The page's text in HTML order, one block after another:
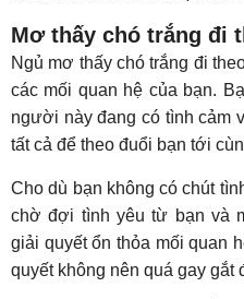
Mơ thấy chó trắng đi
Ngủ mơ thấy chó trắng đi
các mối quan hệ của bạn.
người này đang có tình cảm
tất cả để theo đuổi bạn tới
Cho dù bạn không có chút
chờ đợi tình yêu từ bạn và
giải quyết ổn thỏa mối quan
quyết không nên quá gay